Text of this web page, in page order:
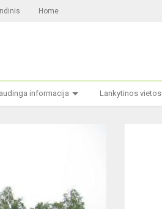
Home
informacija Lankytinos vietos